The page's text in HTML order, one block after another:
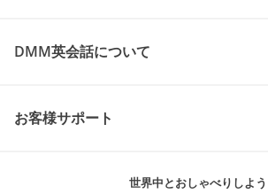
DMM英会話について
お客様サポート
世界中とおしゃべりしよう